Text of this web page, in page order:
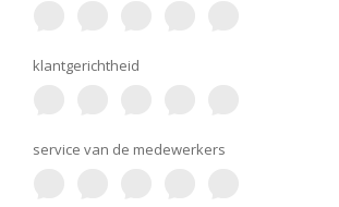
klantgerichtheid
service van de medewerkers